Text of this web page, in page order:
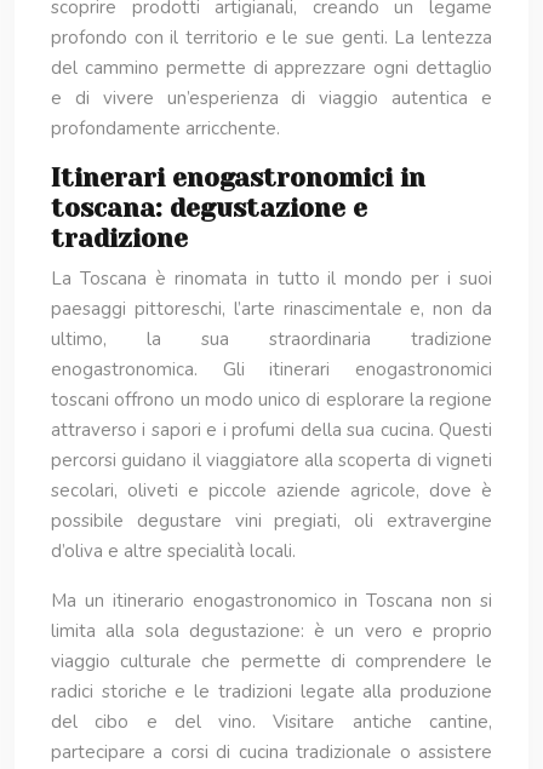
scoprire prodotti artigianali, creando un legame
profondo con il territorio e le sue genti. La lentezza
del cammino permette di apprezzare ogni dettaglio
e di vivere un’esperienza di viaggio autentica e
profondamente arricchente.
Itinerari enogastronomici in
toscana: degustazione e
tradizione
La Toscana è rinomata in tutto il mondo per i suoi
paesaggi pittoreschi, l’arte rinascimentale e, non da
ultimo, la sua straordinaria tradizione
enogastronomica. Gli itinerari enogastronomici
toscani offrono un modo unico di esplorare la regione
attraverso i sapori e i profumi della sua cucina. Questi
percorsi guidano il viaggiatore alla scoperta di vigneti
secolari, oliveti e piccole aziende agricole, dove è
possibile degustare vini pregiati, oli extravergine
d’oliva e altre specialità locali.
Ma un itinerario enogastronomico in Toscana non si
limita alla sola degustazione: è un vero e proprio
viaggio culturale che permette di comprendere le
radici storiche e le tradizioni legate alla produzione
del cibo e del vino. Visitare antiche cantine,
partecipare a corsi di cucina tradizionale o assistere